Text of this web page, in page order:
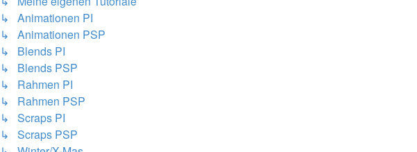
↳ Animationen PI
↳ Animationen PSP
↳ Blends PI
↳ Blends PSP
↳ Rahmen PI
↳ Rahmen PSP
↳ Scraps PI
↳ Scraps PSP